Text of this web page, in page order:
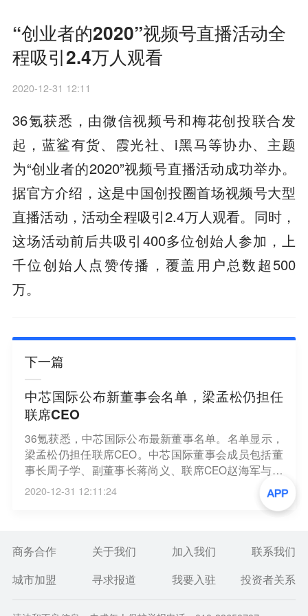
“创业者的2020”视频号直播活动全
程吸引2.4万人观看
2020-12-31 12:11
36氪获悉，由微信视频号和梅花创投联合发
起，蓝鲨有货、霞光社、i黑马等协办、主题
为“创业者的2020”视频号直播活动成功举办。
据官方介绍，这是中国创投圈首场视频号大型
直播活动，活动全程吸引2.4万人观看。同时，
这场活动前后共吸引400多位创始人参加，上
千位创始人点赞传播，覆盖用户总数超500
万。
下一篇
中芯国际公布新董事会名单，梁孟松仍担任
联席CEO
36氪获悉，中芯国际公布最新董事名单。名单显示，
梁孟松仍担任联席CEO。中芯国际董事会成员包括董
事长周子学、副董事长蒋尚义、联席CEO赵海军与梁
孟松、首席财务官高永岗，非执行董事陈山枝、周
杰、任凯、路军、童国华，以及独立非执行董事Willia
2020-12-31 12:11:24
商务合作 关于我们 加入我们
联系我们
城市加盟
寻求报道 我要入驻 投资者关系